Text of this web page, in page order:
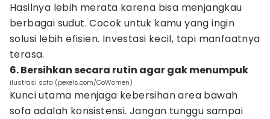
Hasilnya lebih merata karena bisa menjangkau
berbagai sudut. Cocok untuk kamu yang ingin
solusi lebih efisien. Investasi kecil, tapi manfaatnya
terasa.
6. Bersihkan secara rutin agar gak menumpuk
ilustrasi sofa (pexels.com/CoWomen)
Kunci utama menjaga kebersihan area bawah
sofa adalah konsistensi. Jangan tunggu sampai